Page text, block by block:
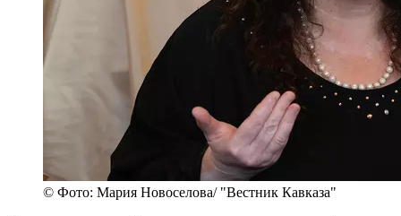
© Фото: Мария Новоселова/ "Вестник Кавказа"